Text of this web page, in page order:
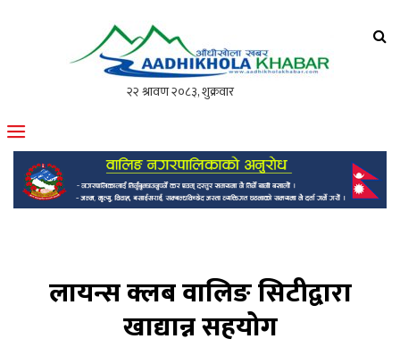
मोफसलकै लोकप्रिय अनलाइन पत्रिका
लायन्स क्लब वालिङ सिटीद्वारा
खाद्यान्न सहयोग